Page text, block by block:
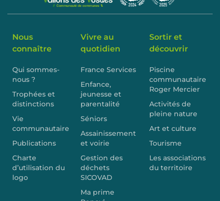
Nous
connaître
Qui sommes-
nous ?
Trophées et
distinctions
Vie
communautaire
Publications
Charte
d’utilisation du
logo
Vivre au
quotidien
France Services
Enfance,
jeunesse et
parentalité
Séniors
Assainissement
et voirie
Gestion des
déchets
SICOVAD
Ma prime
Sortir et
découvrir
Piscine
communautaire
Roger Mercier
Activités de
pleine nature
Art et culture
Tourisme
Les associations
du territoire